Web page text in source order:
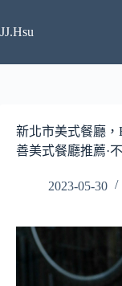
至
要
JJ.Hsu
新北市美式餐廳，
善美式餐廳推薦·
2023-05-30